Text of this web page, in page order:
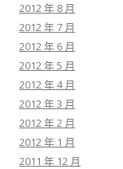
2012 年 8 月
2012 年 7 月
2012 年 6 月
2012 年 5 月
2012 年 4 月
2012 年 3 月
2012 年 2 月
2012 年 1 月
2011 年 12 月